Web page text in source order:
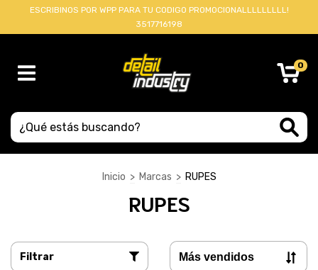
ESCRIBINOS POR WPP PARA TU CODIGO PROMOCIONALLLLLLLLL!
3517716198
0
Inicio > Marcas > RUPES
RUPES
Filtrar